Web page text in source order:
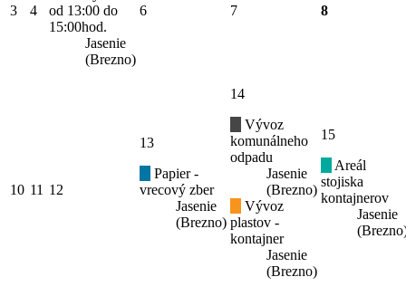
3 4
od 13:00 do
15:00hod.
Jasenie
(Brezno)
6 7 8
10 11 12
13
Papier -
vrecový zber
Jasenie
(Brezno)
14
Vývoz
komunálneho
odpadu
Jasenie
(Brezno)
Vývoz
plastov -
kontajner
Jasenie
(Brezno)
15
Areál
stojiska
kontajnerov
Jasenie